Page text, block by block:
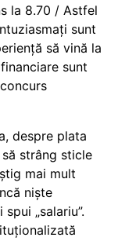
la 8.70 / Astfel
sunt
să vină la
sunt
despre plata
strâng sticle
mai mult
niște
„salariu”.